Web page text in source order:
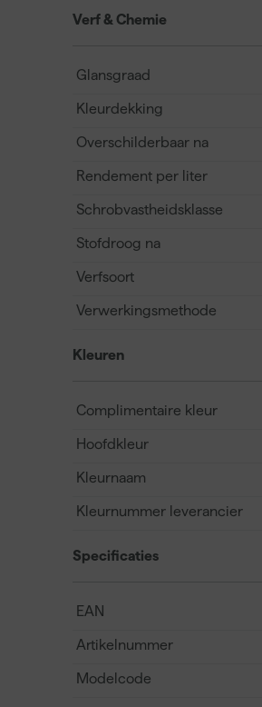
Verf & Chemie
Glansgraad
Kleurdekking
Overschilderbaar na
Rendement per liter
Schrobvastheidsklasse
Stofdroog na
Verfsoort
Verwerkingsmethode
Kleuren
Complimentaire kleur
Hoofdkleur
Kleurnaam
Kleurnummer leverancier
Specificaties
EAN
Artikelnummer
Modelcode